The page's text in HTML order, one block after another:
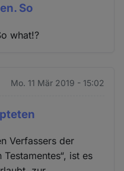
So
what!?
Mo. 11 Mär 2019 - 15:02
Verfassers der
ist es